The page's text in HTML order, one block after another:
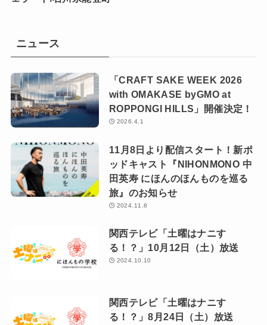
ニュース
「CRAFT SAKE WEEK 2026
with OMAKASE byGMO at
ROPPONGI HILLS」開催決定！
2026.4.1
11月8日より配信スタート！新ポ
ッドキャスト『NIHONMONO 中
田英寿 にほんのほんものを巡る
旅』のお知らせ
2024.11.8
関西テレビ「土曜はナニす
る！？」10月12日（土）放送
2024.10.10
関西テレビ「土曜はナニす
る！？」8月24日（土）放送